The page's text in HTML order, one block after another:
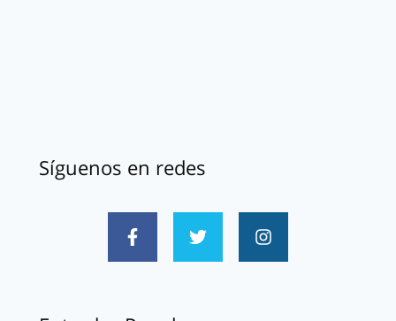
Síguenos en redes